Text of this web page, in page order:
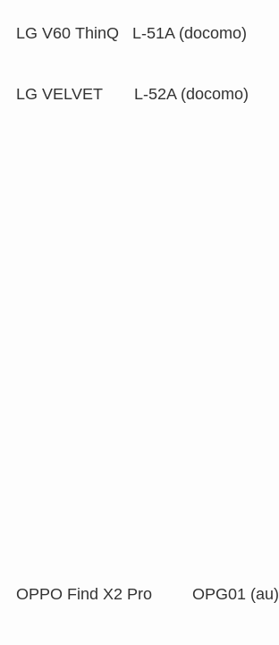
LG V60 ThinQ L-51A (docomo)
LG VELVET L-52A (docomo)
OPPO Find X2 Pro OPG01 (au)